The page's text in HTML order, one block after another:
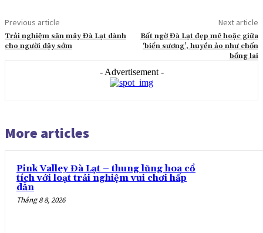
Previous article
Trải nghiệm săn mây Đà Lạt dành
cho người dậy sớm
Next article
Bất ngờ Đà Lạt đẹp mê hoặc giữa
‘biển sương’, huyền ảo như chốn
bồng lai
- Advertisement -
More articles
Pink Valley Đà Lạt – thung lũng hoa cổ
tích với loạt trải nghiệm vui chơi hấp
dẫn
Tháng 8 8, 2026